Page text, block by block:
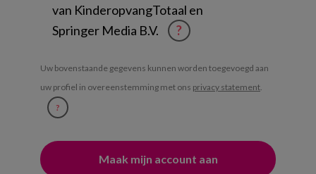
van KinderopvangTotaal en
Springer Media B.V.
?
Uw bovenstaande gegevens kunnen worden toegevoegd aan
uw profiel in overeenstemming met ons privacy statement
?